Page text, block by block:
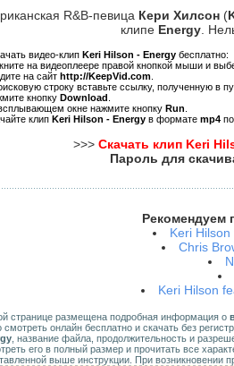
R&B-певица Кери Хилсон (
клипе Energy.
видео-клип Keri Hilson - Energy бесплатно:
на видеоплеере правой кнопкой мыши и
на сайт http://KeepVid.com
строку вставьте ссылку, полученную в
кнопку Download
окне нажмите кнопку Run
клип Keri Hilson - Energy в формате mp4
>>> Скачать клип Keri
Пароль для
Рекомендуем
Keri
Chris
Keri Hilson
странице размещена подробная информация о
онлайн бесплатно и скачать без
, название файла, продолжительность и
его в полный размер и прочитать все
выше инструкции. При возникновении